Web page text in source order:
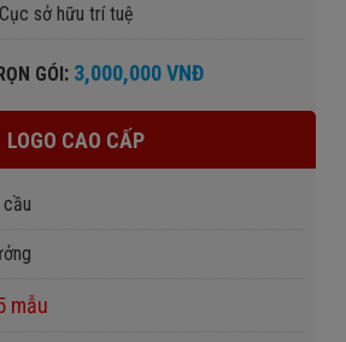
sở hữu trí tuệ
GÓI: 3,000,000 VNĐ
LOGO CAO CẤP
mẫu